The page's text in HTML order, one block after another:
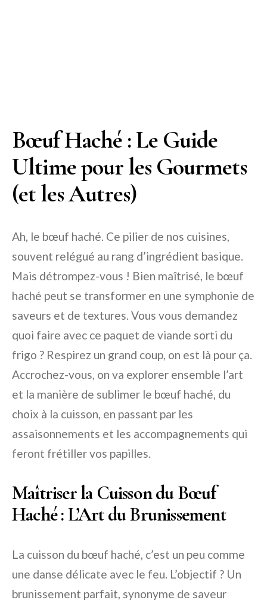
Bœuf Haché : Le Guide
Ultime pour les Gourmets
(et les Autres)
Ah, le bœuf haché. Ce pilier de nos cuisines,
souvent relégué au rang d’ingrédient basique.
Mais détrompez-vous ! Bien maîtrisé, le bœuf
haché peut se transformer en une symphonie de
saveurs et de textures. Vous vous demandez
quoi faire avec ce paquet de viande sorti du
frigo ? Respirez un grand coup, on est là pour ça.
Accrochez-vous, on va explorer ensemble l’art
et la manière de sublimer le bœuf haché, du
choix à la cuisson, en passant par les
assaisonnements et les accompagnements qui
feront frétiller vos papilles.
Maîtriser la Cuisson du Bœuf
Haché : L’Art du Brunissement
La cuisson du bœuf haché, c’est un peu comme
une danse délicate avec le feu. L’objectif ? Un
brunissement parfait, synonyme de saveur